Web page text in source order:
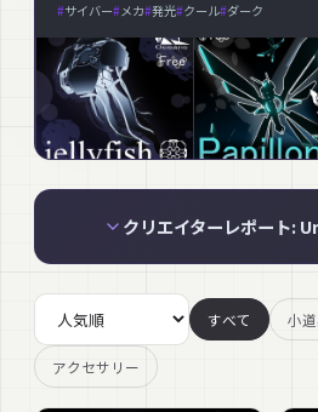
#サイバー#メカ#発光#クール#ダーク
クリエイターレポート:
すべて 小
アクセサリー